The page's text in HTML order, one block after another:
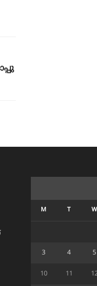
M T W
3 4 5
10 11